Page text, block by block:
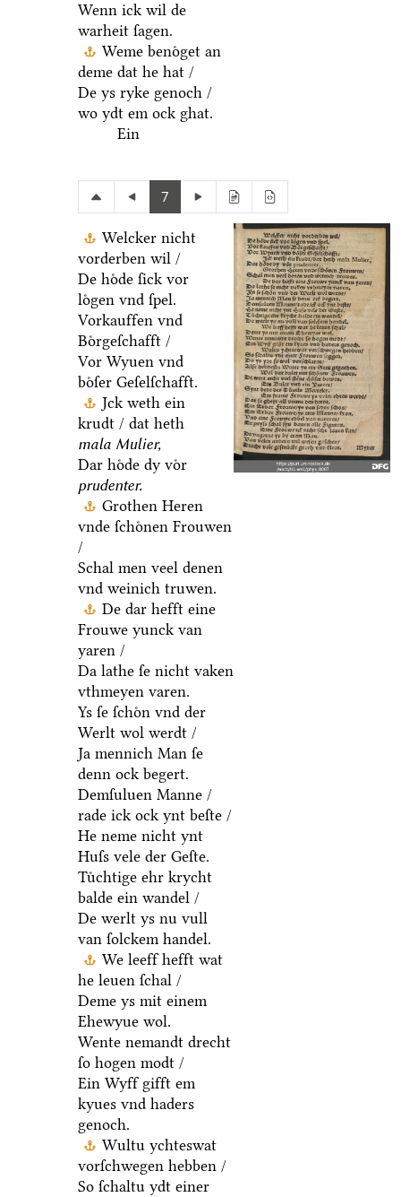
Wenn ick wil de
warheit ſagen.
Weme benoͤget an
deme dat he hat /
De ys ryke genoch /
wo ydt em ock ghat.
Ein
7
Welcker nicht
vorderben wil /
De hoͤde ſick vor
loͤgen vnd ſpel.
Vorkauffen vnd
Boͤrgeſchafft /
Vor Wyuen vnd
boͤſer Geſelſchafft.
Jck weth ein
krudt / dat heth
mala Mulier,
Dar hoͤde dy voͤr
prudenter.
Grothen Heren
vnde ſchoͤnen Frouwen
/
Schal men veel denen
vnd weinich truwen.
De dar hefft eine
Frouwe yunck van
yaren /
Da lathe ſe nicht vaken
vthmeyen varen.
Ys ſe ſchoͤn vnd der
Werlt wol werdt /
Ja mennich Man ſe
denn ock begert.
Demſuluen Manne /
rade ick ock ynt beſte /
He neme nicht ynt
Huſs vele der Geſte.
Tuͤchtige ehr krycht
balde ein wandel /
De werlt ys nu vull
van ſolckem handel.
We leeff hefft wat
he leuen ſchal /
Deme ys mit einem
Ehewyue wol.
Wente nemandt drecht
ſo hogen modt /
Ein Wyff gifft em
kyues vnd haders
genoch.
Wultu ychteswat
vorſchwegen hebben /
So ſchaltu ydt einer